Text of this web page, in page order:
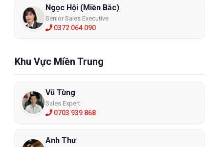
Ngọc Hội (Miền Bắc)
Senior Sales Executive
0372 064 090
Khu Vực Miền Trung
Vũ Tùng
Sales Expert
0703 939 868
Anh Thư